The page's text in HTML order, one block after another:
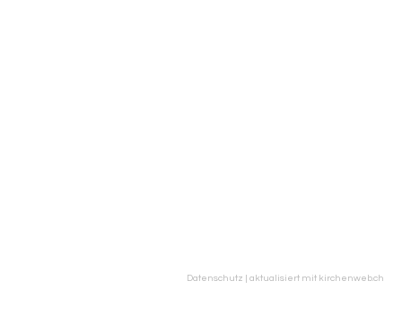
Datenschutz | aktualisiert mit kirchenweb.ch